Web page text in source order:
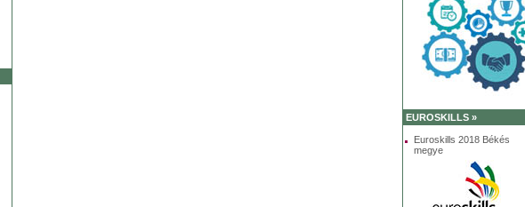
EUROSKILLS »
Euroskills 2018 Békés
megye